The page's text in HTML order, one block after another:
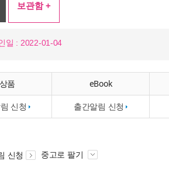
보관함 +
일 : 2022-01-04
품 eBook
신청 출간알림 신청
신청 중고로 팔기